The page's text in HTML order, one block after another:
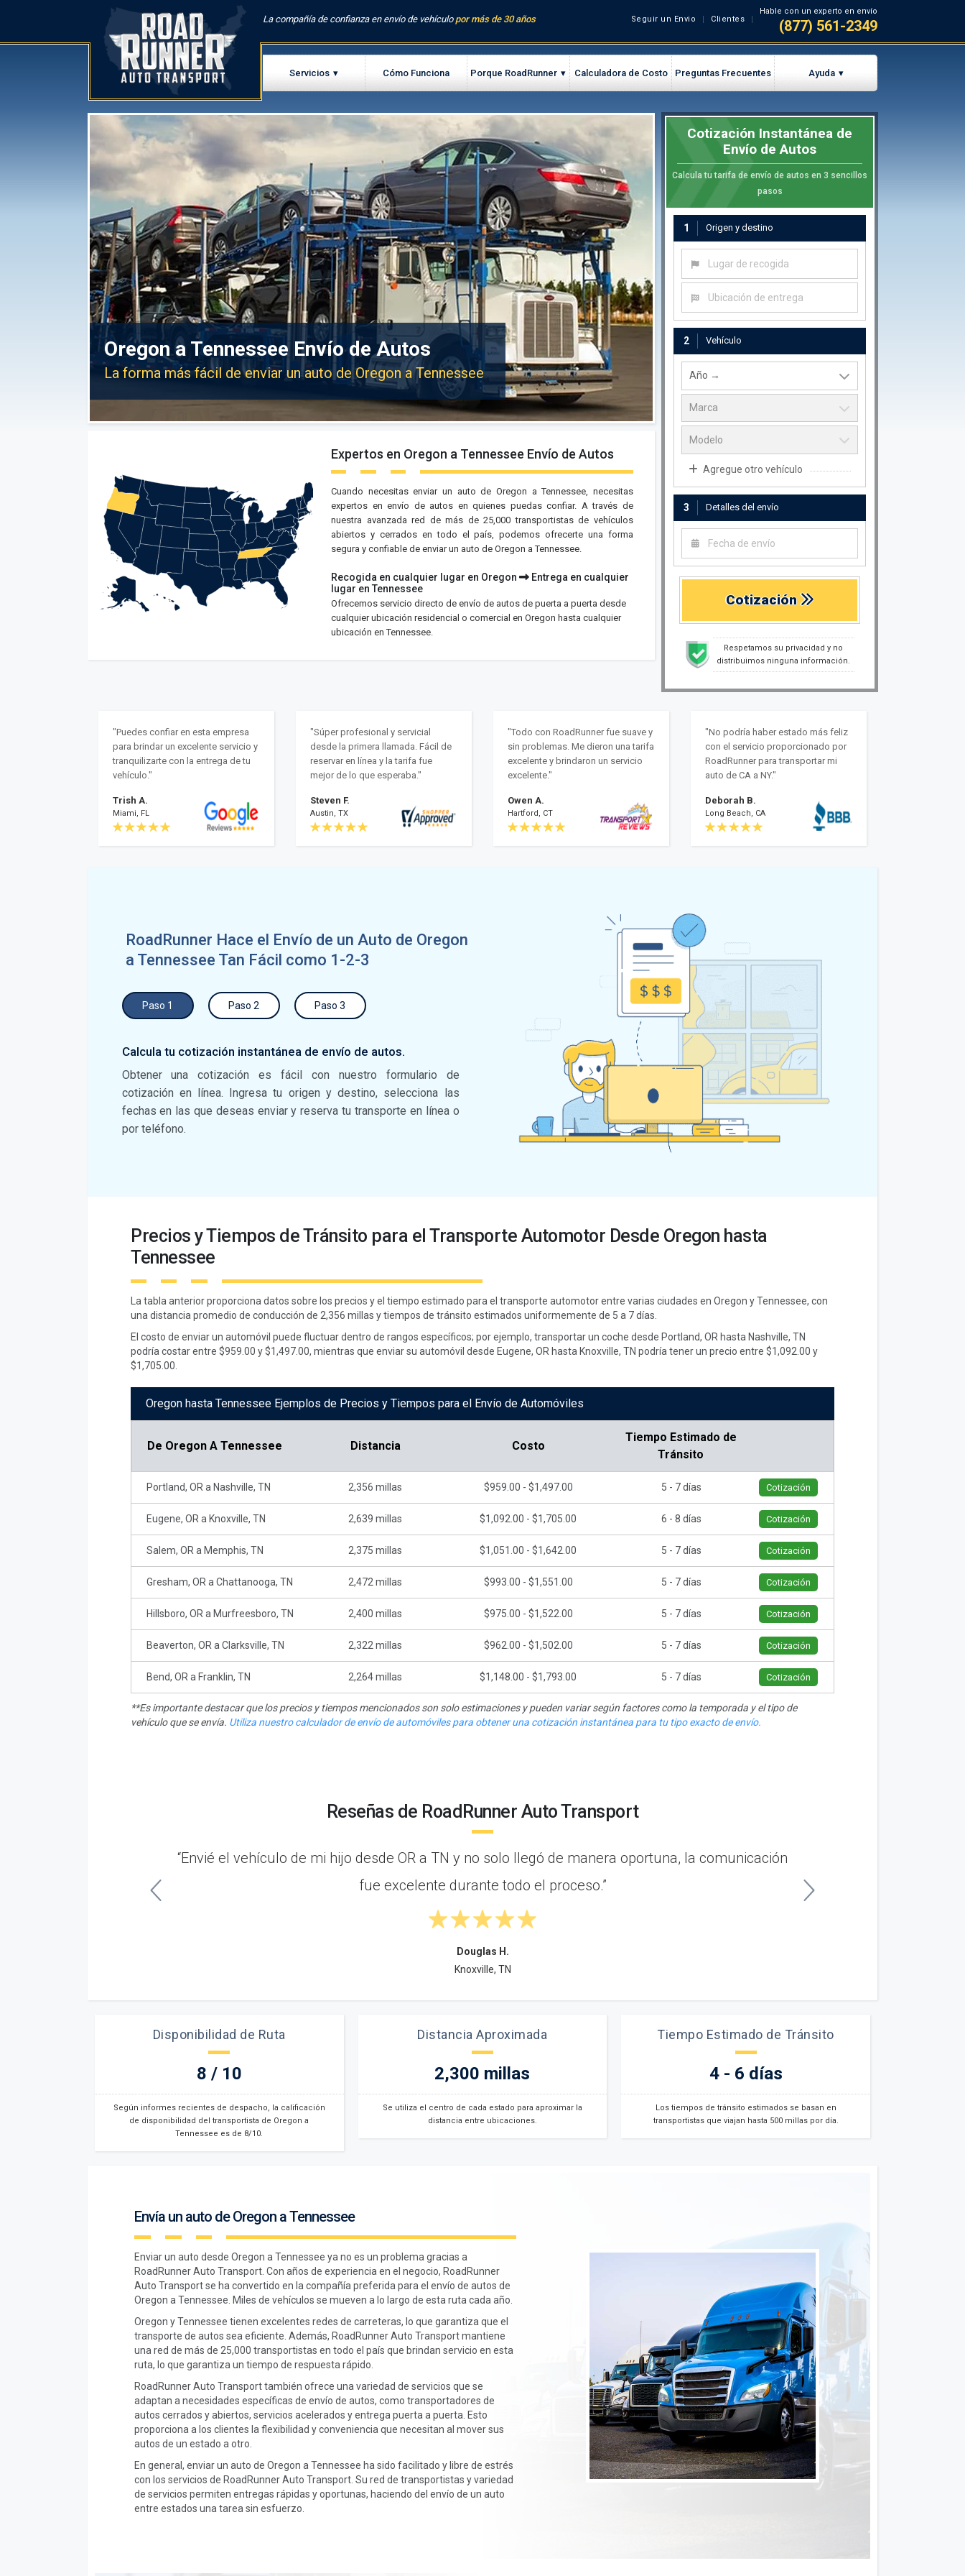
La compañía de confianza en envío de vehículopor más de 30 años Seguir un Envio Clientes
Hable con un experto en envío
(877) 561-2349
Servicios Cómo Funciona Porque RoadRunner Calculadora de Costo Preguntas Frecuentes Ayuda
Oregon a Tennessee Envío de Autos
La forma más fácil de enviar un auto de Oregon a Tennessee
Expertos en Oregon a Tennessee Envío de Autos
Cuando necesitas enviar un auto de Oregon a Tennessee, necesitas
expertos en envío de autos en quienes puedas confiar. A través de
nuestra avanzada red de más de 25,000 transportistas de vehículos
abiertos y cerrados en todo el país, podemos ofrecerte una forma
segura y confiable de enviar un auto de Oregon a Tennessee.
Recogida en cualquier lugar en Oregon
Entrega en cualquier
lugar en Tennessee
Ofrecemos servicio directo de envío de autos de puerta a puerta desde
cualquier ubicación residencial o comercial en Oregon hasta cualquier
ubicación en Tennessee.
Cotización Instantánea de
Envío de Autos
Calcula tu tarifa de envío de autos en 3 sencillos
pasos
1 Origen y destino
Lugar de recogida
Ubicación de entrega
2 Vehículo
Agregue otro vehículo
3 Detalles del envío
Cotización
Respetamos su privacidad y no
distribuimos ninguna información.
"Puedes confiar en esta empresa
para brindar un excelente servicio y
tranquilizarte con la entrega de tu
vehículo."
Trish A.
Miami, FL
"Súper profesional y servicial
desde la primera llamada. Fácil de
reservar en línea y la tarifa fue
mejor de lo que esperaba."
Steven F.
Austin, TX
"Todo con RoadRunner fue suave y
sin problemas. Me dieron una tarifa
excelente y brindaron un servicio
excelente."
Owen A.
Hartford, CT
"No podría haber estado más feliz
con el servicio proporcionado por
RoadRunner para transportar mi
auto de CA a NY."
Deborah B.
Long Beach, CA
RoadRunner Hace el Envío de un Auto de Oregon
a Tennessee Tan Fácil como 1-2-3
Paso 1 Paso 2 Paso 3
Calcula tu cotización instantánea de envío de autos.
Obtener una cotización es fácil con nuestro formulario de
cotización en línea. Ingresa tu origen y destino, selecciona las
fechas en las que deseas enviar y reserva tu transporte en línea o
por teléfono.
Precios y Tiempos de Tránsito para el Transporte Automotor Desde Oregon hasta
Tennessee
La tabla anterior proporciona datos sobre los precios y el tiempo estimado para el transporte automotor entre varias ciudades en Oregon y Tennessee, con
una distancia promedio de conducción de 2,356 millas y tiempos de tránsito estimados uniformemente de 5 a 7 días.
El costo de enviar un automóvil puede fluctuar dentro de rangos específicos; por ejemplo, transportar un coche desde Portland, OR hasta Nashville, TN
podría costar entre $959.00 y $1,497.00, mientras que enviar su automóvil desde Eugene, OR hasta Knoxville, TN podría tener un precio entre $1,092.00 y
$1,705.00.
Oregon hasta Tennessee Ejemplos de Precios y Tiempos para el Envío de Automóviles
De Oregon A Tennessee Distancia Costo
Tiempo Estimado de
Tránsito
Portland, OR a Nashville, TN 2,356 millas $959.00 - $1,497.00 5 - 7 días Cotización
Eugene, OR a Knoxville, TN 2,639 millas $1,092.00 - $1,705.00 6 - 8 días Cotización
Salem, OR a Memphis, TN 2,375 millas $1,051.00 - $1,642.00 5 - 7 días Cotización
Gresham, OR a Chattanooga, TN 2,472 millas $993.00 - $1,551.00 5 - 7 días Cotización
Hillsboro, OR a Murfreesboro, TN 2,400 millas $975.00 - $1,522.00 5 - 7 días Cotización
Beaverton, OR a Clarksville, TN 2,322 millas $962.00 - $1,502.00 5 - 7 días Cotización
Bend, OR a Franklin, TN 2,264millas $1,148.00 - $1,793.00 5 - 7 días Cotización
**Es importante destacar que los precios y tiempos mencionados son solo estimaciones y pueden variar según factores como la temporada y el tipo de
vehículo que se envía. Utiliza nuestro calculador de envío de automóviles para obtener una cotización instantánea para tu tipo exacto de envío.
Reseñas de RoadRunner Auto Transport
“Envié el vehículo de mi hijo desde OR a TN y no solo llegó de manera oportuna, la comunicación
fue excelente durante todo el proceso.”
Douglas H.
Knoxville, TN
Disponibilidad de Ruta
8 / 10
Según informes recientes de despacho, la calificación
de disponibilidad del transportista de Oregon a
Tennessee es de 8/10.
Distancia Aproximada
2,300 millas
Se utiliza el centro de cada estado para aproximar la
distancia entre ubicaciones.
Tiempo Estimado de Tránsito
4 - 6 días
Los tiempos de tránsito estimados se basan en
transportistas que viajan hasta 500 millas por día.
Envía un auto de Oregon a Tennessee
Enviar un auto desde Oregon a Tennessee ya no es un problema gracias a
RoadRunner Auto Transport. Con años de experiencia en el negocio, RoadRunner
Auto Transport se ha convertido en la compañía preferida para el envío de autos de
Oregon a Tennessee. Miles de vehículos se mueven a lo largo de esta ruta cada año.
Oregon y Tennessee tienen excelentes redes de carreteras, lo que garantiza que el
transporte de autos sea eficiente. Además, RoadRunner Auto Transport mantiene
una red de más de 25,000 transportistas en todo el país que brindan servicio en esta
ruta, lo que garantiza un tiempo de respuesta rápido.
RoadRunner Auto Transport también ofrece una variedad de servicios que se
adaptan a necesidades específicas de envío de autos, como transportadores de
autos cerrados y abiertos, servicios acelerados y entrega puerta a puerta. Esto
proporciona a los clientes la flexibilidad y conveniencia que necesitan al mover sus
autos de un estado a otro.
En general, enviar un auto de Oregon a Tennessee ha sido facilitado y libre de estrés
con los servicios de RoadRunner Auto Transport. Su red de transportistas y variedad
de servicios permiten entregas rápidas y oportunas, haciendo del envío de un auto
entre estados una tarea sin esfuerzo.